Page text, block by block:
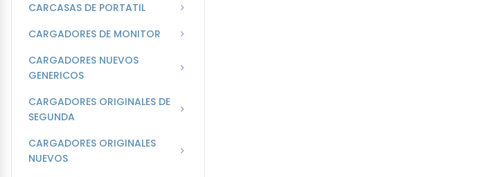
CARCASAS DE PORTATIL
CARGADORES DE MONITOR
CARGADORES NUEVOS
GENERICOS
CARGADORES ORIGINALES DE
SEGUNDA
CARGADORES ORIGINALES
NUEVOS